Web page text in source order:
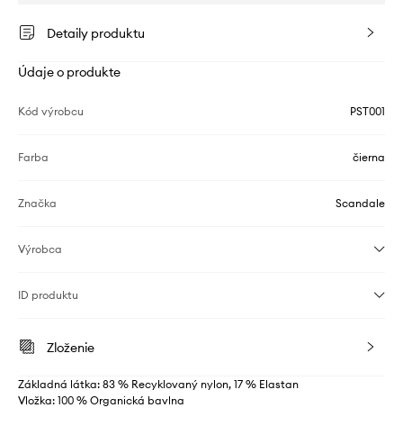
Detaily produktu
Údaje o produkte
Kód výrobcu PST001
Farba čierna
Značka Scandale
Výrobca
ID produktu
Zloženie
Základná látka: 83 % Recyklovaný nylon, 17 % Elastan
Vložka: 100 % Organická bavlna